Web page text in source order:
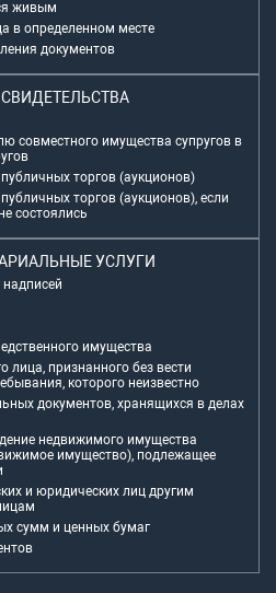
живым
в определенном месте
документов
совместного имущества супругов в
торгов (аукционов)
торгов (аукционов), если
состоялись
УСЛУГИ
имущества
лица, признанного без вести
которого неизвестно
документов, хранящихся в делах
недвижимого имущества
имущество), подлежащее
и юридических лиц другим
сумм и ценных бумаг